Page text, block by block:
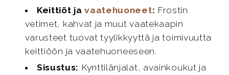
Keittiöt javaatehuoneet: Frostin
vetimet, kahvat ja muut vaatekaapin
varusteet tuovat tyylikkyyttä ja toimivuutta
keittiöön ja vaatehuoneeseen.
Sisustus: Kynttilänjalat, avainkoukut ja